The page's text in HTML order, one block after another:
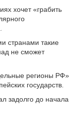
хочет «грабить
странами такие
не сможет
регионы РФ»
государств.
задолго до начала